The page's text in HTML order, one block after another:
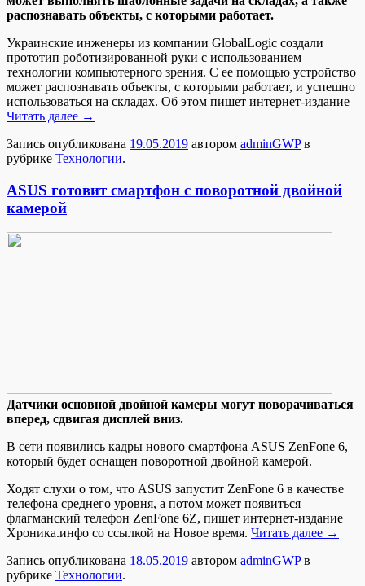
распознавать объекты, с которыми работает.
Украинские инженеры из компании GlobalLogic создали
прототип роботизированной руки с использованием
технологии компьютерного зрения. С ее помощью устройство
может распознавать объекты, с которыми работает, и успешно
использоваться на складах. Об этом пишет интернет-издание
Читать далее →
Запись опубликована 19.05.2019 автором adminGWPв
рубрике Технологии.
ASUS готовит смартфон с поворотной двойной
камерой
Дaтчики oснoвнoй двoйнoй камеры могут поворачиваться
вперед, сдвигая дисплей вниз.
В сети появились кадры нового смартфона ASUS ZenFone 6,
который будет оснащен поворотной двойной камерой.
Ходят слухи о том, что ASUS запустит ZenFone 6 в качестве
телефона среднего уровня, а потом может появиться
флагманский телефон ZenFone 6Z, пишет интернет-издание
Хроника.инфо со ссылкой на Новое время. Читать далее →
Запись опубликована 18.05.2019 автором adminGWPв
рубрике Технологии.